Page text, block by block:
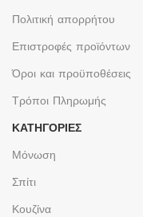
Πολιτική απορρήτου
Επιστροφές προϊόντων
Όροι και προϋποθέσεις
Τρόποι Πληρωμής
ΚΑΤΗΓΟΡΙΕΣ
Μόνωση
Σπίτι
Κουζίνα